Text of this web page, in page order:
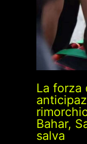
La forza
Bahar,
salva